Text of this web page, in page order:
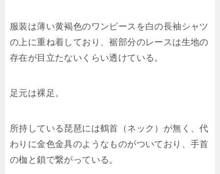
服装は薄い黄褐色のワンピースを白の長袖シャツ
の上に重ね着しており、裾部分のレースは生地の
存在が目立たないくらい透けている。
足元は裸足。
所持している琵琶には鶴首（ネック）が無く、代
わりに金色金具のようなものがついており、手首
の枷と鎖で繋がっている。